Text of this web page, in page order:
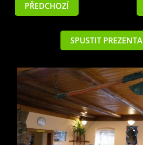
PŘEDCHOZÍ
SPUSTIT